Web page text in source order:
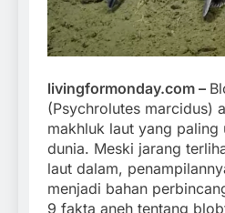
livingformonday.com –
(Psychrolutes marcidus)
makhluk laut yang paling
dunia. Meski jarang
laut dalam,
menjadi bahan
9 fakta aneh tentang